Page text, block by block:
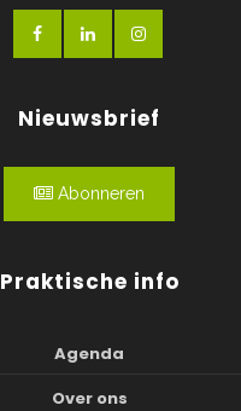
Nieuwsbrief
Abonneren
Praktische info
Agenda
Over ons